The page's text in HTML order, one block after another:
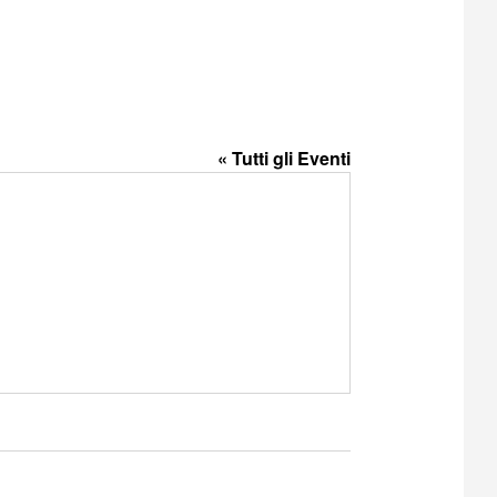
« Tutti gli Eventi